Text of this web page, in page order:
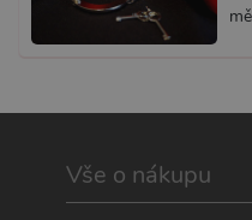
Vše o nákupu